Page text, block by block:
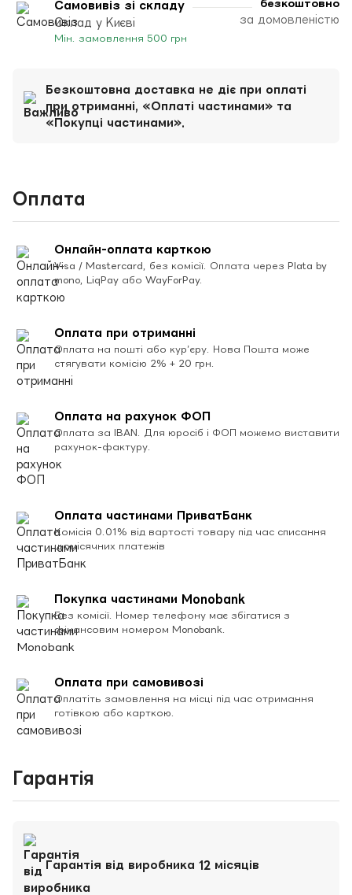
Самовивіз зі складу
Склад у Києві
Мін. замовлення 500 грн
безкоштовно
за домовленістю
Безкоштовна доставка не діє при оплаті
при отриманні, «Оплаті частинами» та
«Покупці частинами».
Оплата
Онлайн-оплата карткою
Visa / Mastercard, без комісії. Оплата через Plata by
mono, LiqPay або WayForPay.
Оплата при отриманні
Оплата на пошті або кур’єру. Нова Пошта може
стягувати комісію 2% + 20 грн.
Оплата на рахунок ФОП
Оплата за IBAN. Для юросіб і ФОП можемо виставити
рахунок-фактуру.
Оплата частинами ПриватБанк
Комісія 0.01% від вартості товару під час списання
щомісячних платежів
Покупка частинами Monobank
Без комісії. Номер телефону має збігатися з
фінансовим номером Monobank.
Оплата при самовивозі
Оплатіть замовлення на місці під час отримання
готівкою або карткою.
Гарантія
Гарантія від виробника 12 місяців